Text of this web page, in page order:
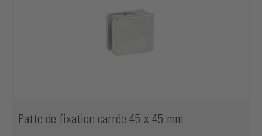
Patte de fixation carrée 45 x 45 mm